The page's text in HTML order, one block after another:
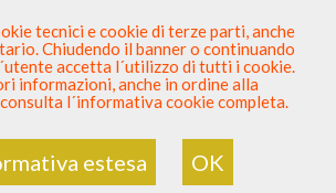
SEI DENTISTA? PARTECIPA
Sei QuiElenco Dentista Sicuro > Odontoiatria>
Ambulatori Dentistici>Lazio> Frosinone >CAP 03034
CON CAP 03034
tecnici e cookie di terze parti, anche
Chiudendo il banner o continuando
accetta l´utilizzo di tutti i cookie.
informazioni, anche in ordine alla
l´informativa cookie completa.
estesa OK